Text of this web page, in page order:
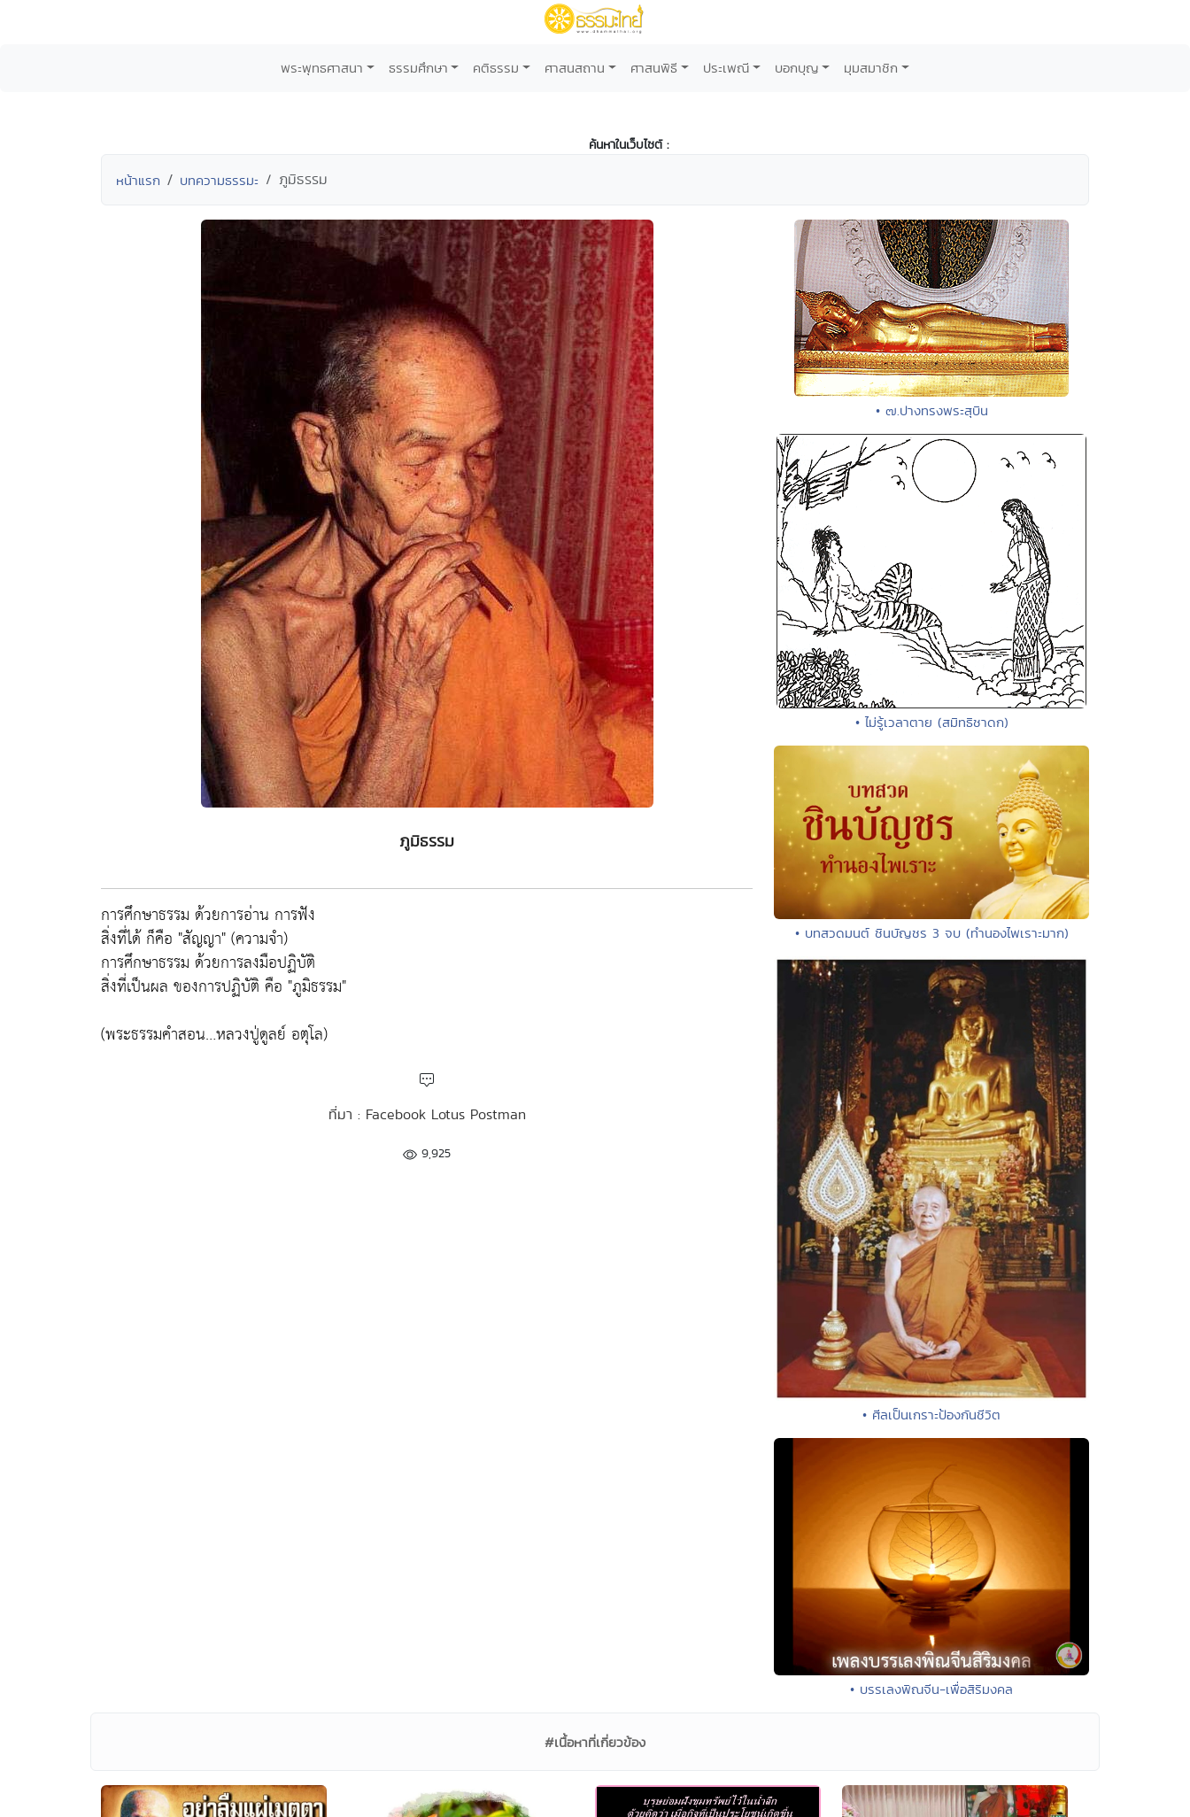
พระพุทธศาสนา ธรรมศึกษา คติธรรม ศาสนสถาน ศาสนพิธี ประเพณี บอกบุญ มุมสมาชิก
ค้นหาในเว็บไซต์ :
หน้าแรก บทความธรรมะ ภูมิธรรม
ภูมิธรรม
การศึกษาธรรม ด้วยการอ่าน การฟัง
สิ่งที่ได้ ก็คือ "สัญญา" (ความจำ)
การศึกษาธรรม ด้วยการลงมือปฏิบัติ
สิ่งที่เป็นผล ของการปฏิบัติ คือ "ภูมิธรรม"
(พระธรรมคำสอน…หลวงปู่ดูลย์ อตุโล)
ที่มา : Facebook Lotus Postman
9,925
• ๗.ปางทรงพระสุบิน
• ไม่รู้เวลาตาย (สมิทธิชาดก)
• บทสวดมนต์ ชินบัญชร 3 จบ (ทำนองไพเราะมาก)
• ศีลเป็นเกราะป้องกันชีวิต
• บรรเลงพิณจีน-เพื่อสิริมงคล
#เนื้อหาที่เกี่ยวข้อง